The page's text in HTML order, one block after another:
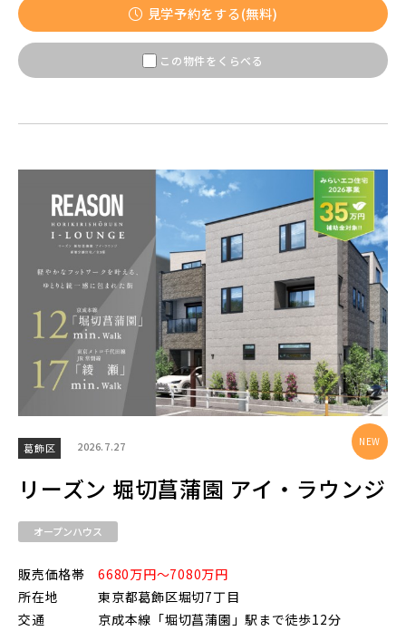
千葉・常磐エリア(16)
松戸市(4)
野田市(1)
足立区(0) 葛飾区(2)
江戸川区(1)
東久留米市(2)
物件を検索する
駅から探す
JR
JR京浜東北線
JR埼京線
見学予約をする(無料)
この物件をくらべる
葛飾区 2026.7.27
リーズン 堀切菖蒲園 アイ・ラウンジ
オープンハウス
販売価格帯
6680万円～7080万円
所在地
東京都葛飾区堀切7丁目
交通
京成本線「堀切菖蒲園」駅まで徒歩12分